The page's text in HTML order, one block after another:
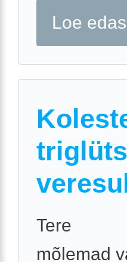
Loe
Tere
mõlemad